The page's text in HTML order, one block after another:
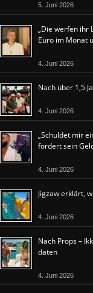
5. Juni 2026
„Die werfen ihr
Euro im Monat
4. Juni 2026
Nach über 1,5
4. Juni 2026
„Schuldet mir
fordert sein
4. Juni 2026
Jigzaw erklärt,
4. Juni 2026
Nach Props –
daten
4. Juni 2026